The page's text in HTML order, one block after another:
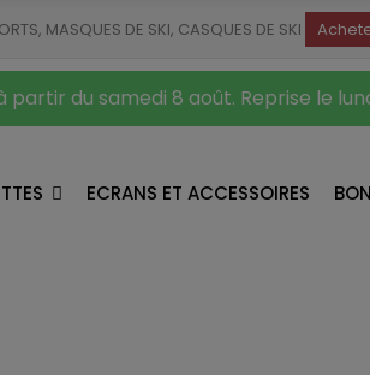
MASQUES DE SKI, CASQUES DE SKI
partir du samedi 8 août. Reprise le
ECRANS ET ACCESSOIRES